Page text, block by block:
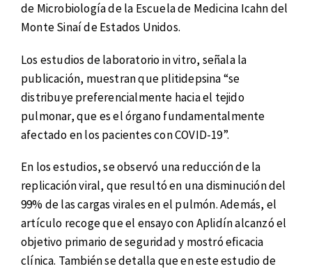
de Microbiología de la Escuela de Medicina Icahn del
Monte Sinaí de Estados Unidos.
Los estudios de laboratorio in vitro, señala la
publicación, muestran que plitidepsina “se
distribuye preferencialmente hacia el tejido
pulmonar, que es el órgano fundamentalmente
afectado en los pacientes con COVID-19”.
En los estudios, se observó una reducción de la
replicación viral, que resultó en una disminución del
99% de las cargas virales en el pulmón. Además, el
artículo recoge que el ensayo con Aplidín alcanzó el
objetivo primario de seguridad y mostró eficacia
clínica. También se detalla que en este estudio de